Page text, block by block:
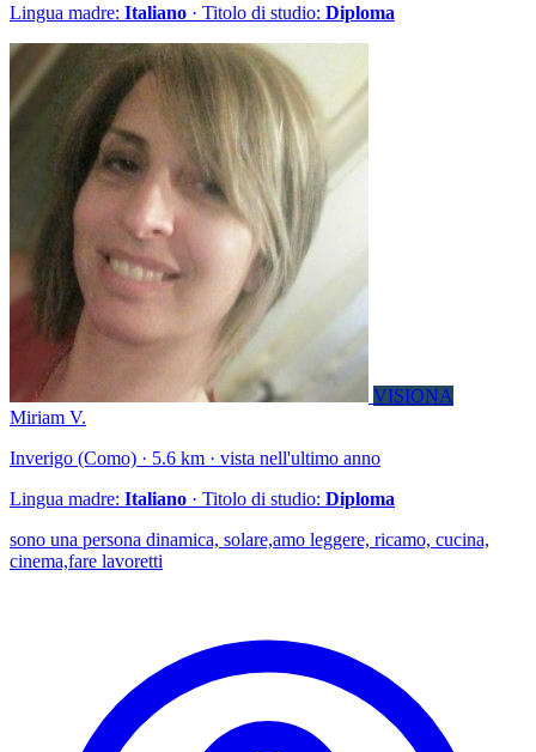
Lingua madre: Italiano · Titolo di studio: Diploma
VISIONA
Miriam V.
Inverigo (Como) · 5.6 km · vista nell'ultimo anno
Lingua madre: Italiano · Titolo di studio: Diploma
sono una persona dinamica, solare,amo leggere, ricamo, cucina,
cinema,fare lavoretti